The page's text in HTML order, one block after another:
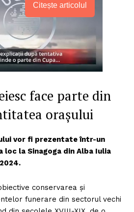
Citește articolul
face parte din
orașului
vor fi prezentate într-un
loc la Sinagoga din Alba Iulia
conservarea și
funerare din sectorul vechi